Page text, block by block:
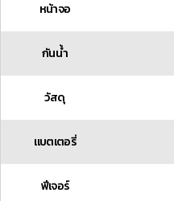
หน้าจอ
กันน้ำ
วัสดุ
แบตเตอรี่
ฟีเจอร์